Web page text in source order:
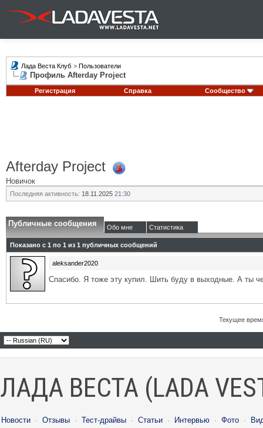
Лада Веста Клуб > Пользователи
Профиль Afterday Project
Регистрация Справка Сообщество
Afterday Project
Новичок
Последняя активность: 18.11.2025 21:30
Публичные сообщения Обо мне Статистика
Показано с 1 по 1 из 1 публичных сообщений
aleksander2020
Спасибо. Я тоже эту купил. Шить буду в выходные. А ты
Текущее
ЛАДА ВЕСТА (LADA
Новости · Отзывы · Тест-драйвы · Статьи · Интервью · Фото ·